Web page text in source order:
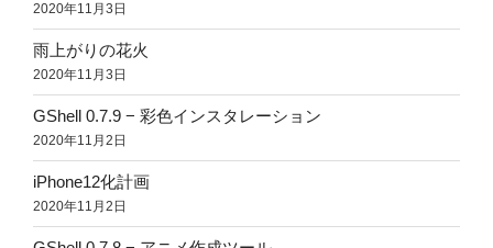
2020年11月3日
雨上がりの花火
2020年11月3日
GShell 0.7.9 − 彩色インスタレーション
2020年11月2日
iPhone12化計画
2020年11月2日